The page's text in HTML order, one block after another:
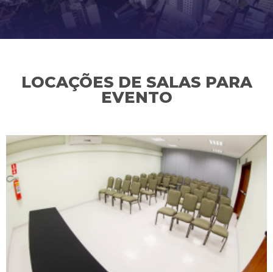
LOCAÇÕES DE SALAS PARA
EVENTO
L4
L5